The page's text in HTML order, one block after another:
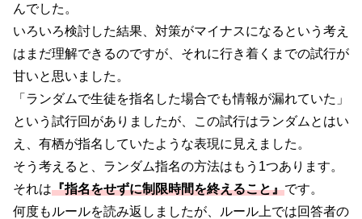
んでした。
いろいろ検討した結果、対策がマイナスになるという考え
はまだ理解できるのですが、それに行き着くまでの試行が
甘いと思いました。
「ランダムで生徒を指名した場合でも情報が漏れていた」
という試行回がありましたが、この試行はランダムとはい
え、有栖が指名していたような表現に見えました。
そう考えると、ランダム指名の方法はもう1つあります。
それは『指名をせずに制限時間を終えること』です。
何度もルールを読み返しましたが、ルール上では回答者の